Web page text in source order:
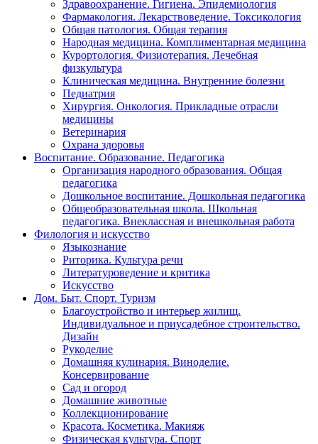
Здравоохранение. Гигиена. Эпидемиология
Фармакология. Лекарствоведение. Токсикология
Общая патология. Общая терапия
Народная медицина. Комплиментарная медицина
Курортология. Физиотерапия. Лечебная
физкультура
Клиническая медицина. Внутренние болезни
Педиатрия
Хирургия. Онкология. Прикладные отрасли
медицины
Ветеринария
Охрана здоровья
Воспитание. Образование. Педагогика
Организация народного образования. Общая
педагогика
Дошкольное воспитание. Дошкольная педагогика
Общеобразовательная школа. Школьная
педагогика. Внеклассная и внешкольная работа
Филология и искусство
Языкознание
Риторика. Культура речи
Литературоведение и критика
Искусство
Дом. Быт. Спорт. Туризм
Благоустройство и интерьер жилищ.
Индивидуальное и приусадебное строительство.
Дизайн
Рукоделие
Домашняя кулинария. Виноделие.
Консервирование
Сад и огород
Домашние животные
Коллекционирование
Красота. Косметика. Макияж
Физическая культура. Спорт